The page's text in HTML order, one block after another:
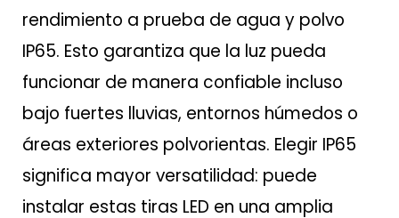
rendimiento a prueba de agua y polvo
IP65. Esto garantiza que la luz pueda
funcionar de manera confiable incluso
bajo fuertes lluvias, entornos húmedos o
áreas exteriores polvorientas. Elegir IP65
significa mayor versatilidad: puede
instalar estas tiras LED en una amplia